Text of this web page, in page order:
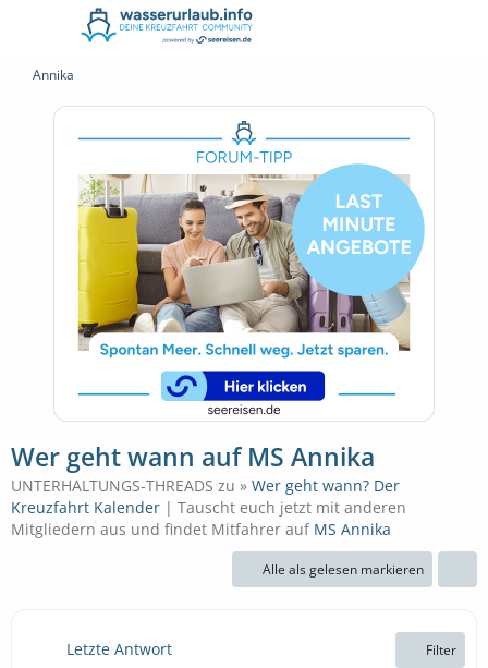
Annika
Wer geht wann auf MS Annika
UNTERHALTUNGS-THREADS zu » Wer geht wann? Der
Kreuzfahrt Kalender | Tauscht euch jetzt mit anderen
Mitgliedern aus und findet Mitfahrer auf MS Annika
Alle als gelesen markieren
Letzte Antwort Filter